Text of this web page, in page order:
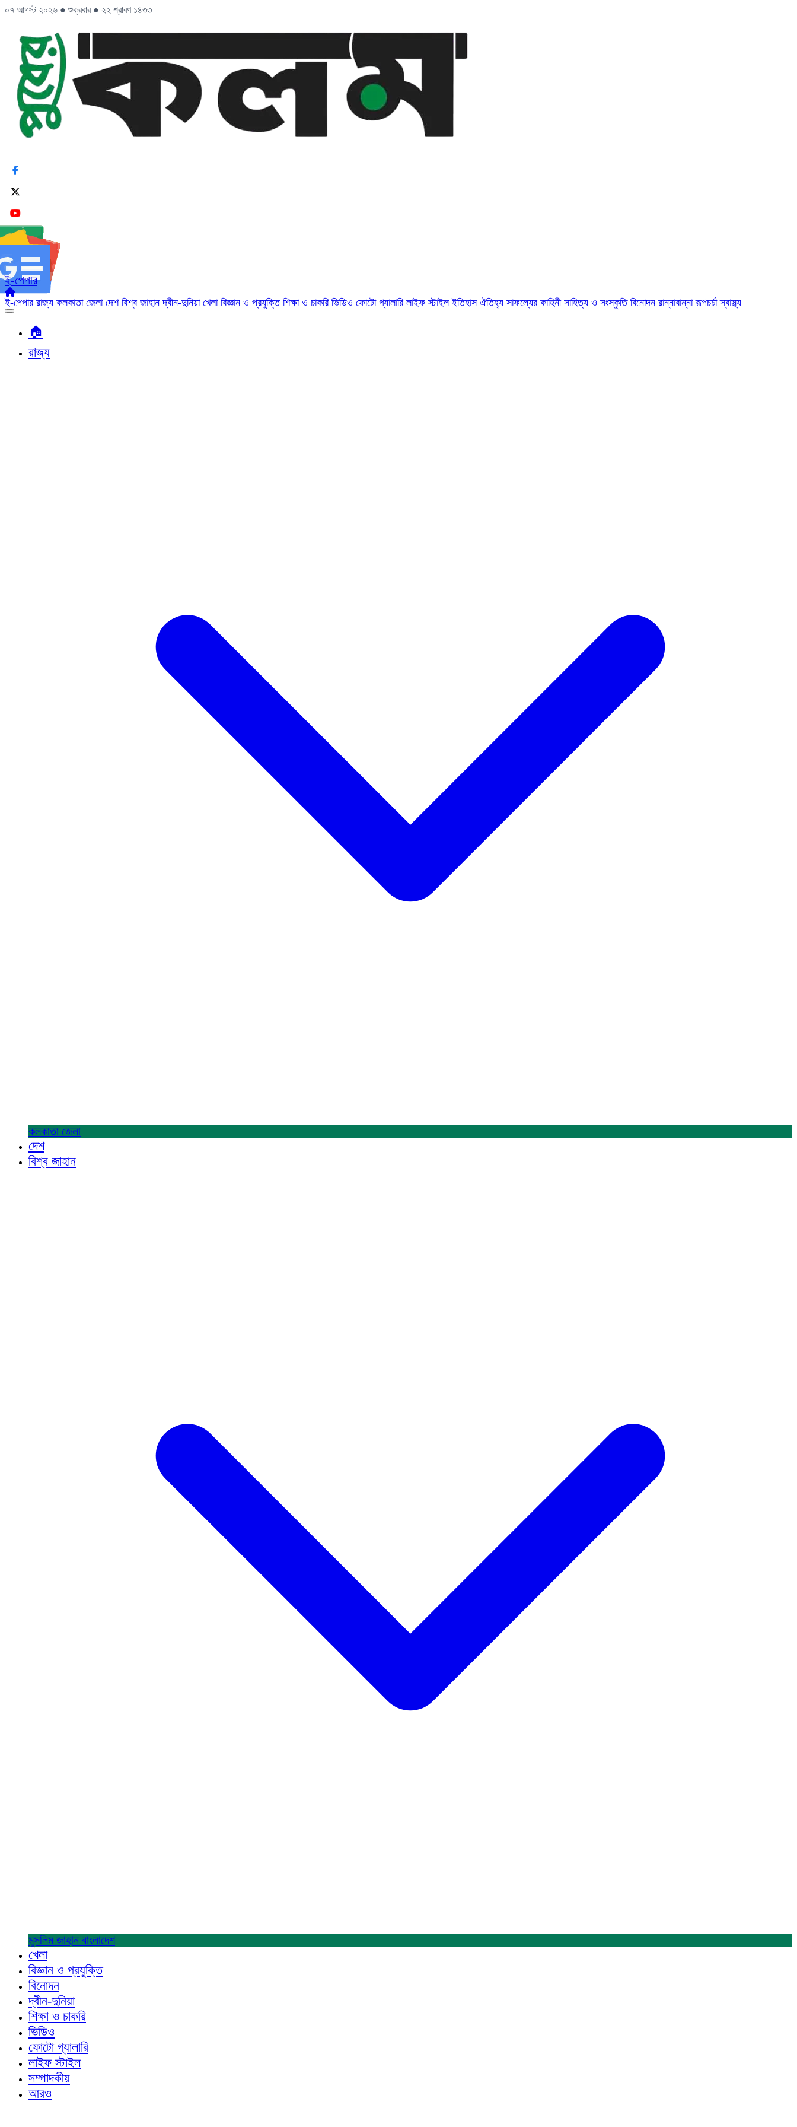
০৭ আগস্ট ২০২৬ ● শুক্রবার ● ২২ শ্রাবণ ১৪৩৩
ই-পেপার
ই-পেপার রাজ্য কলকাতা জেলা দেশ বিশ্ব জাহানদ্বীন-দুনিয়া খেলা বিজ্ঞান ও প্রযুক্তি শিক্ষা ও চাকরি ভিডিও ফোটো গ্যালারি লাইফ স্টাইলইতিহাস ঐতিহ্য সাফল্যের কাহিনী সাহিত্য ও সংস্কৃতি বিনোদন রান্নাবান্নারূপচর্চাস্বাস্থ্য
🏠︎
রাজ্য
কলকাতা জেলা
দেশ
বিশ্ব জাহান
মুসলিম জাহান বাংলাদেশ
খেলা
বিজ্ঞান ও প্রযুক্তি
বিনোদন
দ্বীন-দুনিয়া
শিক্ষা ও চাকরি
ভিডিও
ফোটো গ্যালারি
লাইফ স্টাইল
সম্পাদকীয়
আরও